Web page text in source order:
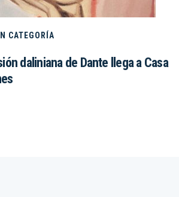
CATEGORÍA
daliniana de Dante llega a Casa